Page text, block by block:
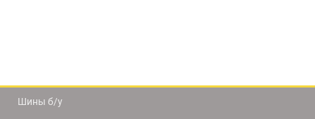
Шины б/у